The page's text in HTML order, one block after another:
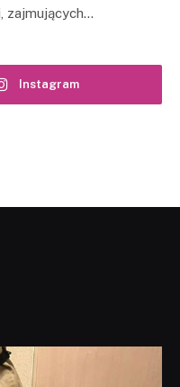
zajmujących…
Instagram